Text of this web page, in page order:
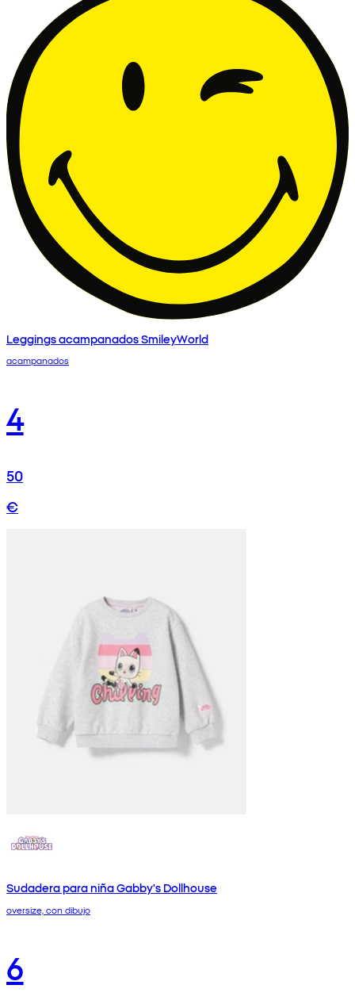
Leggings acampanados SmileyWorld
acampanados
4
50
€
Sudadera para niña Gabby's Dollhouse
oversize, con dibujo
6